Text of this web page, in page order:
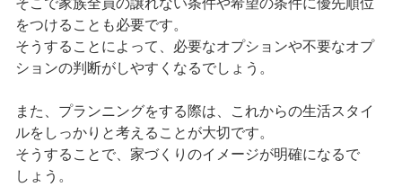
そこで家族全員の譲れない条件や希望の条件に優先順位
をつけることも必要です。
そうすることによって、必要なオプションや不要なオプ
ションの判断がしやすくなるでしょう。
また、プランニングをする際は、これからの生活スタイ
ルをしっかりと考えることが大切です。
そうすることで、家づくりのイメージが明確になるで
しょう。